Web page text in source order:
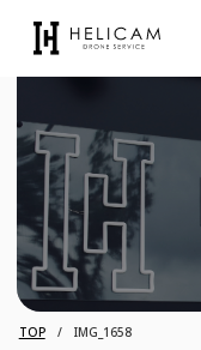
TOP IMG_1658